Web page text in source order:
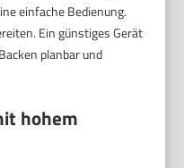
einfache Bedienung.
Ein günstiges Gerät
planbar und
hohem